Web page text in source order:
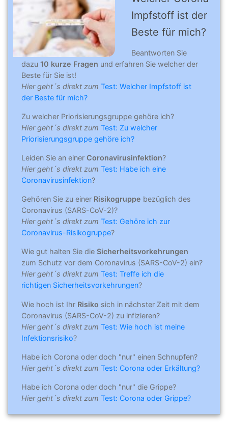
Impfstoff ist der
Beste für mich?
Beantworten Sie
dazu 10 kurze Fragen und erfahren Sie welcher der
Beste für Sie ist!
Hier geht´s direkt zum Test: Welcher Impfstoff ist
der Beste für mich?
Zu welcher Priorisierungsgruppe gehöre ich?
Hier geht´s direkt zum Test: Zu welcher
Priorisierungsgruppe gehöre ich?
Leiden Sie an einer Coronavirusinfektion?
Hier geht´s direkt zum Test: Habe ich eine
Coronavirusinfektion?
Gehören Sie zu einer Risikogruppe bezüglich des
Coronavirus (SARS-CoV-2)?
Hier geht´s direkt zum Test: Gehöre ich zur
Coronavirus-Risikogruppe?
Wie gut halten Sie die Sicherheitsvorkehrungen
zum Schutz vor dem Coronavirus (SARS-CoV-2) ein?
Hier geht´s direkt zum Test: Treffe ich die
richtigen Sicherheitsvorkehrungen?
Wie hoch ist Ihr Risiko sich in nächster Zeit mit dem
Coronavirus (SARS-CoV-2) zu infizieren?
Hier geht´s direkt zum Test: Wie hoch ist meine
Infektionsrisiko?
Habe ich Corona oder doch "nur" einen Schnupfen?
Hier geht´s direkt zum Test: Corona oder Erkältung?
Habe ich Corona oder doch "nur" die Grippe?
Hier geht´s direkt zum Test: Corona oder Grippe?